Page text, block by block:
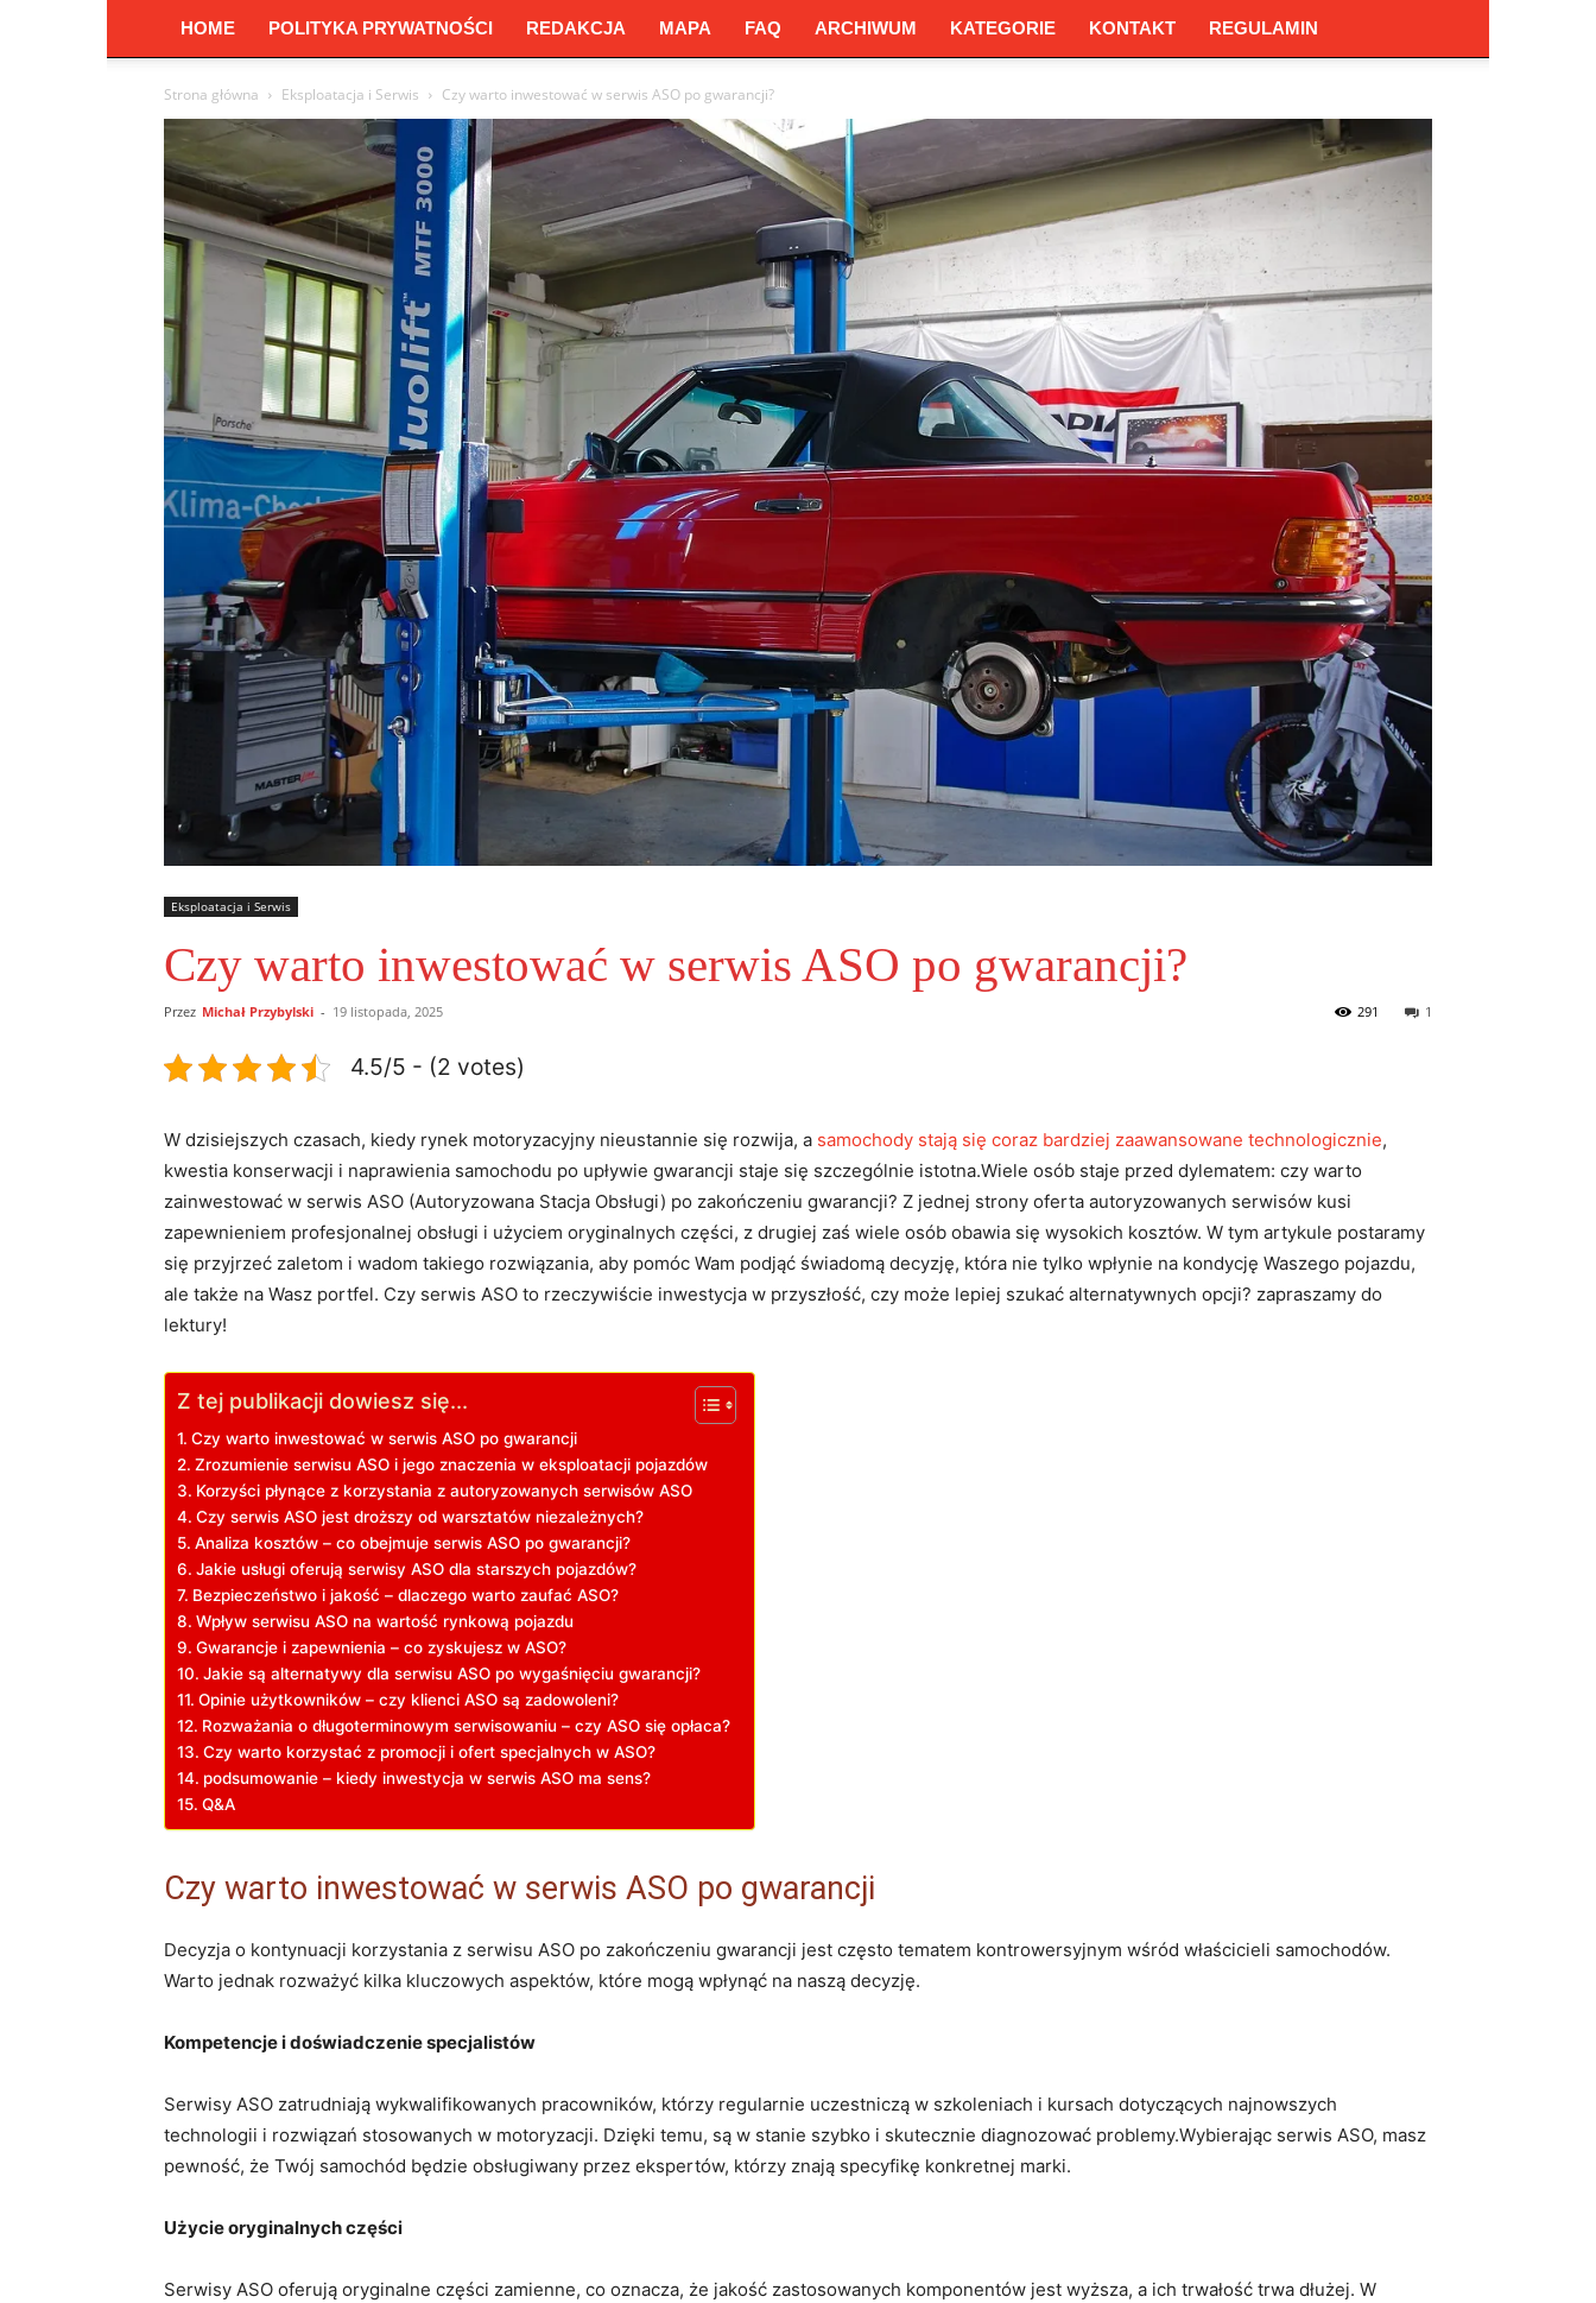
HOME POLITYKA PRYWATNOŚCI REDAKCJA MAPA FAQ ARCHIWUM KATEGORIE KONTAKT REGULAMIN
Strona główna Eksploatacja i Serwis Czy warto inwestować w serwis ASO po gwarancji?
Eksploatacja i Serwis
Czy warto inwestować w serwis ASO po gwarancji?
Przez Michał Przybylski - 19 listopada, 2025 1
291
4.5/5 - (2 votes)
W dzisiejszych czasach, kiedy rynek motoryzacyjny nieustannie się rozwija, a samochody stają się coraz bardziej zaawansowane technologicznie,
kwestia konserwacji i naprawienia samochodu po upływie gwarancji staje się szczególnie istotna.Wiele osób staje przed dylematem: czy warto
zainwestować w serwis ASO (Autoryzowana Stacja Obsługi) po zakończeniu gwarancji? Z jednej strony oferta autoryzowanych serwisów kusi
zapewnieniem profesjonalnej obsługi i użyciem oryginalnych części, z drugiej zaś wiele osób obawia się wysokich kosztów. W tym artykule postaramy
się przyjrzeć zaletom i wadom takiego rozwiązania, aby pomóc Wam podjąć świadomą decyzję, która nie tylko wpłynie na kondycję Waszego pojazdu,
ale także na Wasz portfel. Czy serwis ASO to rzeczywiście inwestycja w przyszłość, czy może lepiej szukać alternatywnych opcji? zapraszamy do
lektury!
Z tej publikacji dowiesz się...
Czy warto inwestować w serwis ASO po gwarancji
Zrozumienie serwisu ASO i jego znaczenia w eksploatacji pojazdów
Korzyści płynące z korzystania z autoryzowanych serwisów ASO
Czy serwis ASO jest droższy od warsztatów niezależnych?
Analiza kosztów – co obejmuje serwis ASO po gwarancji?
Jakie usługi oferują serwisy ASO dla starszych pojazdów?
Bezpieczeństwo i jakość – dlaczego warto zaufać ASO?
Wpływ serwisu ASO na wartość rynkową pojazdu
Gwarancje i zapewnienia – co zyskujesz w ASO?
Jakie są alternatywy dla serwisu ASO po wygaśnięciu gwarancji?
Opinie użytkowników – czy klienci ASO są zadowoleni?
Rozważania o długoterminowym serwisowaniu – czy ASO się opłaca?
Czy warto korzystać z promocji i ofert specjalnych w ASO?
podsumowanie – kiedy inwestycja w serwis ASO ma sens?
Q&A
Czy warto inwestować w serwis ASO po gwarancji
Decyzja o kontynuacji korzystania z serwisu ASO po zakończeniu gwarancji jest często tematem kontrowersyjnym wśród właścicieli samochodów.
Warto jednak rozważyć kilka kluczowych aspektów, które mogą wpłynąć na naszą decyzję.
Kompetencje i doświadczenie specjalistów
Serwisy ASO zatrudniają wykwalifikowanych pracowników, którzy regularnie uczestniczą w szkoleniach i kursach dotyczących najnowszych
technologii i rozwiązań stosowanych w motoryzacji. Dzięki temu, są w stanie szybko i skutecznie diagnozować problemy.Wybierając serwis ASO, masz
pewność, że Twój samochód będzie obsługiwany przez ekspertów, którzy znają specyfikę konkretnej marki.
Użycie oryginalnych części
Serwisy ASO oferują oryginalne części zamienne, co oznacza, że jakość zastosowanych komponentów jest wyższa, a ich trwałość trwa dłużej. W